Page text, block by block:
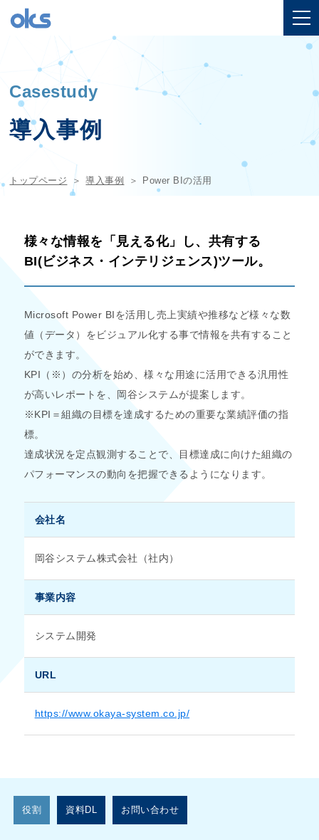
Casestudy
導入事例
トップページ 導入事例 Power BIの活用
様々な情報を「見える化」し、共有する
BI(ビジネス・インテリジェンス)ツール。
Microsoft Power BIを活用し売上実績や推移など様々な数
値（データ）をビジュアル化する事で情報を共有すること
ができます。
KPI（※）の分析を始め、様々な用途に活用できる汎用性
が高いレポートを、岡谷システムが提案します。
※KPI＝組織の目標を達成するための重要な業績評価の指
標。
達成状況を定点観測することで、目標達成に向けた組織の
パフォーマンスの動向を把握できるようになります。
会社名
岡谷システム株式会社（社内）
事業内容
システム開発
URL
https://www.okaya-system.co.jp/
役割 資料DL お問い合わせ